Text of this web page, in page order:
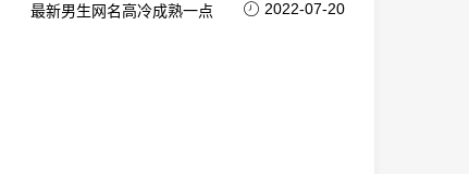
最新男生网名高冷成熟一点 2022-07-20